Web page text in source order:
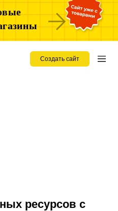
Создать сайт
ресурсов с